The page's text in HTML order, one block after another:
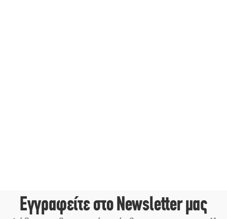
Εγγραφείτε στο Newsletter μας